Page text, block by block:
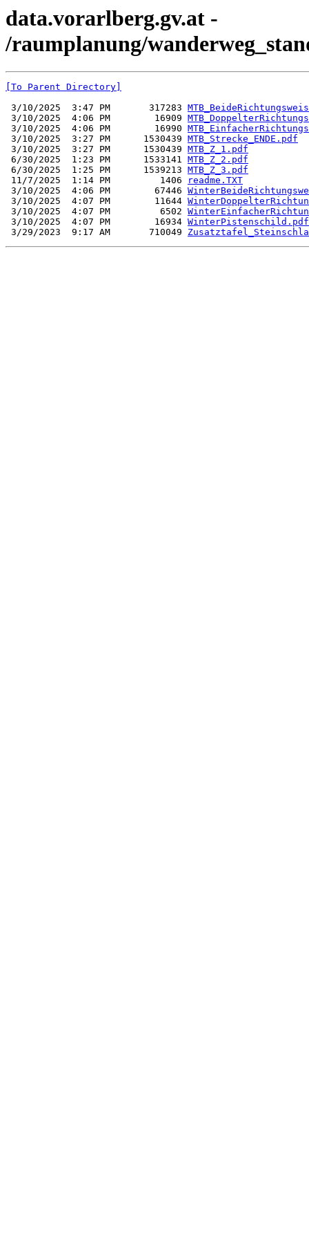
data.vorarlberg.gv.at -
/raumplanung/
[To Parent Directory]
3/10/2025  3:47 PM       317283
3/10/2025  4:06 PM        16909
3/10/2025  4:06 PM        16990
3/10/2025  3:27 PM      1530439 MTB_Strecke_ENDE.pdf
3/10/2025  3:27 PM      1530439 MTB_Z_1.pdf
6/30/2025  1:23 PM      1533141 MTB_Z_2.pdf
6/30/2025  1:25 PM      1539213 MTB_Z_3.pdf
11/7/2025  1:14 PM         1406
readme.TXT
3/10/2025  4:06 PM        67446
3/10/2025  4:07 PM        11644
3/10/2025  4:07 PM         6502
3/10/2025  4:07 PM        16934 WinterPistenschild.pdf
3/29/2023  9:17 AM       710049